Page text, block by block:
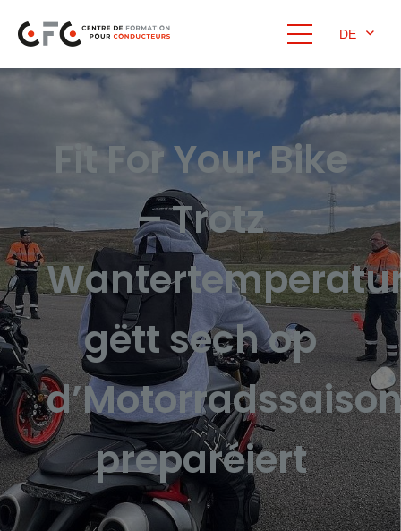
DE
Fit For Your Bike
– Trotz
gëtt sech op
preparéiert